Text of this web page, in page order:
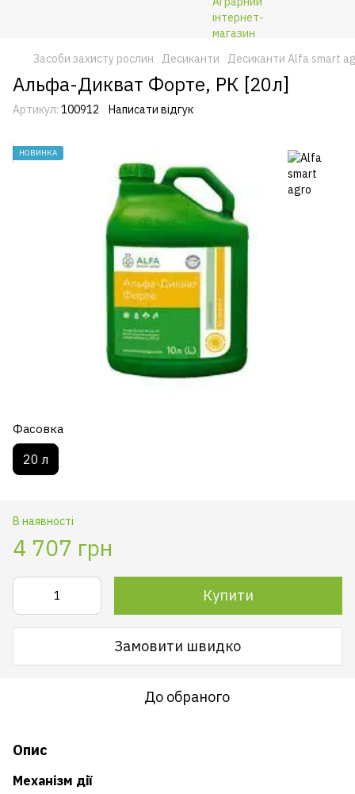
Засоби захисту рослин Десиканти Десиканти Alfa smart
Альфа-Дикват Форте, РК [20л]
Артикул: 100912 Написати відгук
НОВИНКА
Фасовка
20 л
В наявності
4 707 грн
Купити
Замовити швидко
До обраного
Опис
Механізм дії